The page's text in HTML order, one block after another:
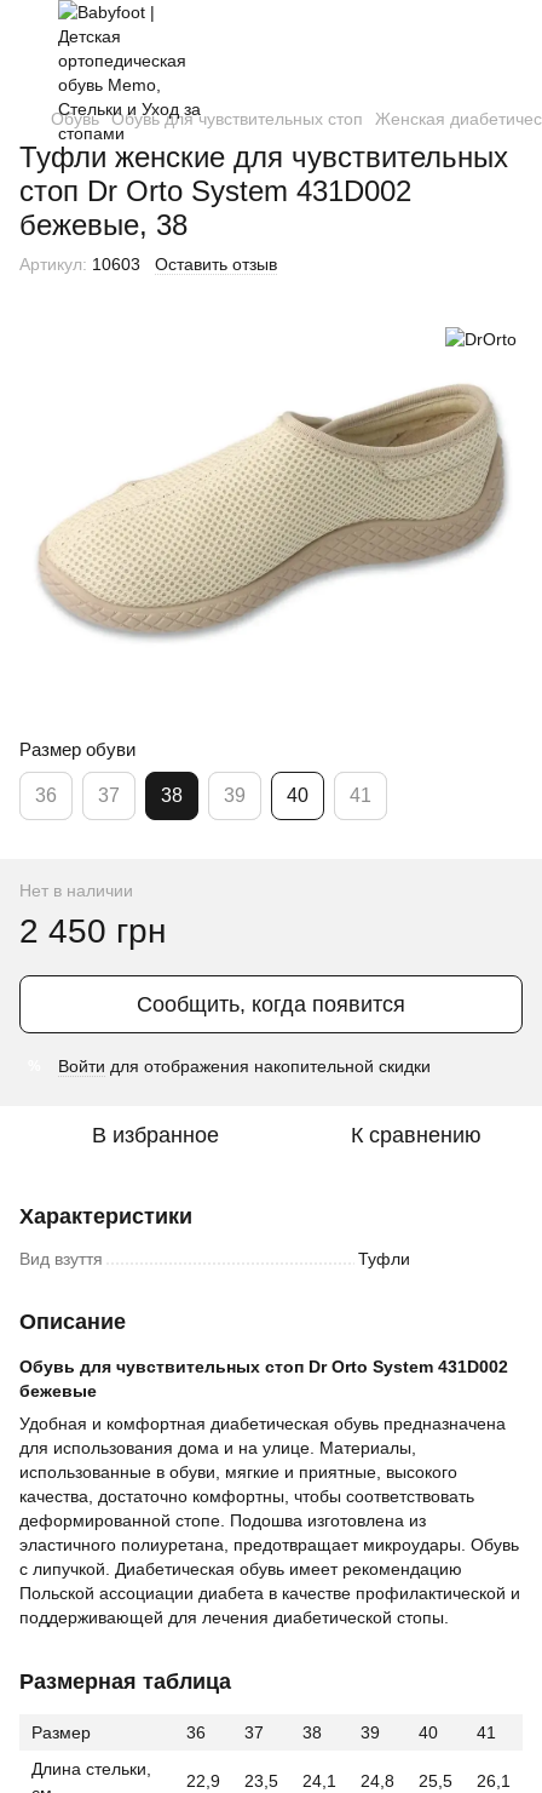
Обувь Обувь для чувствительных стоп Женская
Туфли женские для чувствительных
стоп Dr Orto System 431D002
бежевые, 38
Артикул: 10603 Оставить отзыв
Размер обуви
36 37 38 39 40 41
Нет в наличии
2 450 грн
Сообщить, когда появится
Войти для отображения накопительной скидки
В избранное К сравнению
Характеристики
Вид взуття Туфли
Описание
Обувь для чувствительных стоп Dr Orto System 431D002
бежевые
Удобная и комфортная диабетическая обувь предназначена
для использования дома и на улице. Материалы,
использованные в обуви, мягкие и приятные, высокого
качества, достаточно комфортны, чтобы соответствовать
деформированной стопе. Подошва изготовлена из
эластичного полиуретана, предотвращает микроудары. Обувь
с липучкой. Диабетическая обувь имеет рекомендацию
Польской ассоциации диабета в качестве профилактической и
поддерживающей для лечения диабетической стопы.
Размерная таблица
Размер 36 37 38 39 40
41
Длина стельки,
22,9 23,5 24,1 24,8 25,5 26,1